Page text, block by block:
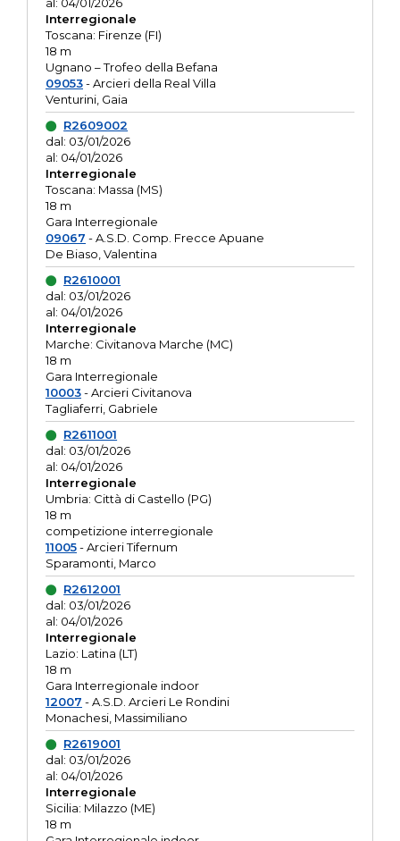
Interregionale
Toscana: Firenze (FI)
18 m
Ugnano – Trofeo della Befana
09053- Arcieri della Real Villa
Venturini, Gaia
R2609002
dal: 03/01/2026
al: 04/01/2026
Interregionale
Toscana: Massa (MS)
18 m
Gara Interregionale
09067 - A.S.D. Comp. Frecce Apuane
De Biaso, Valentina
R2610001
dal: 03/01/2026
al: 04/01/2026
Interregionale
Marche: Civitanova Marche (MC)
18 m
Gara Interregionale
10003- Arcieri Civitanova
Tagliaferri, Gabriele
R2611001
dal: 03/01/2026
al: 04/01/2026
Interregionale
Umbria: Città di Castello (PG)
18 m
competizione interregionale
11005- Arcieri Tifernum
Sparamonti, Marco
R2612001
dal: 03/01/2026
al: 04/01/2026
Interregionale
Lazio: Latina (LT)
18 m
Gara Interregionale indoor
12007 - A.S.D. Arcieri Le Rondini
Monachesi, Massimiliano
R2619001
dal: 03/01/2026
al: 04/01/2026
Interregionale
Sicilia: Milazzo (ME)
18 m